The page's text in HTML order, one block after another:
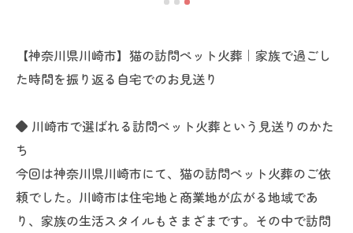
【神奈川県川崎市】猫の訪問ペット火葬｜家族で過ごし
た時間を振り返る自宅でのお見送り
◆ 川崎市で選ばれる訪問ペット火葬という見送りのかた
ち
今回は神奈川県川崎市にて、猫の訪問ペット火葬のご依
頼でした。川崎市は住宅地と商業地が広がる地域であ
り、家族の生活スタイルもさまざまです。その中で訪問